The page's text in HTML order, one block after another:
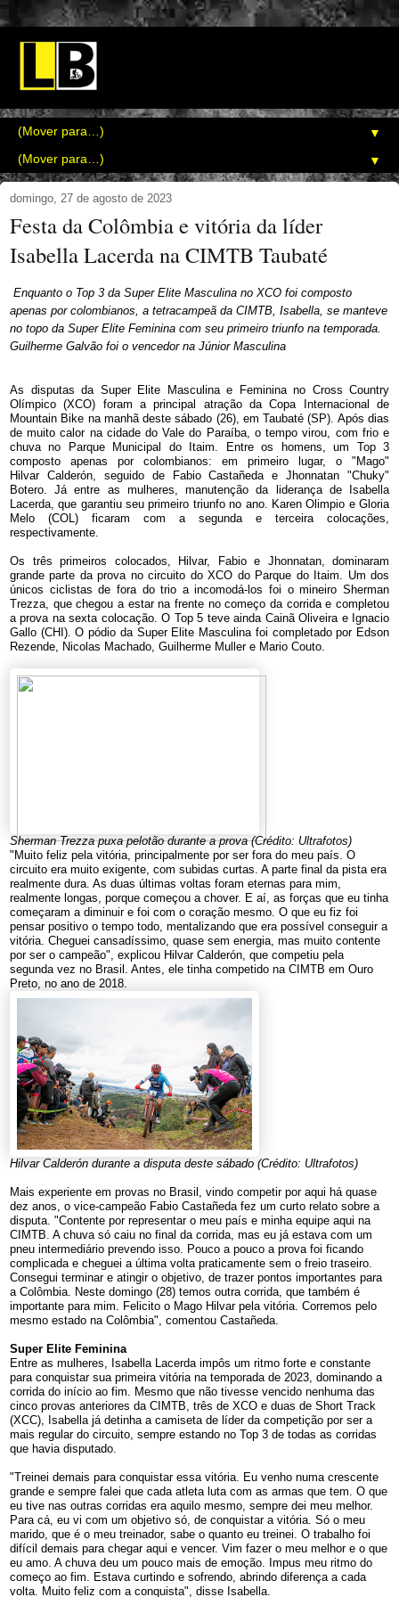
▼
▼
domingo, 27 de agosto de 2023
Festa da Colômbia e vitória da líder
Isabella Lacerda na CIMTB Taubaté
Enquanto o Top 3 da Super Elite Masculina no XCO foi composto
apenas por colombianos, a tetracampeã da CIMTB, Isabella, se manteve
no topo da Super Elite Feminina com seu primeiro triunfo na temporada.
Guilherme Galvão foi o vencedor na Júnior Masculina
As disputas da Super Elite Masculina e Feminina no Cross Country
Olímpico (XCO) foram a principal atração da Copa Internacional de
Mountain Bike na manhã deste sábado (26), em Taubaté (SP). Após dias
de muito calor na cidade do Vale do Paraíba, o tempo virou, com frio e
chuva no Parque Municipal do Itaim. Entre os homens, um Top 3
composto apenas por colombianos: em primeiro lugar, o "Mago"
Hilvar Calderón, seguido de Fabio Castañeda e Jhonnatan "Chuky"
Botero. Já entre as mulheres, manutenção da liderança de Isabella
Lacerda, que garantiu seu primeiro triunfo no ano. Karen Olimpio e Gloria
Melo (COL) ficaram com a segunda e terceira colocações,
respectivamente.
Os três primeiros colocados, Hilvar, Fabio e Jhonnatan, dominaram
grande parte da prova no circuito do XCO do Parque do Itaim. Um dos
únicos ciclistas de fora do trio a incomodá-los foi o mineiro Sherman
Trezza, que chegou a estar na frente no começo da corrida e completou
a prova na sexta colocação. O Top 5 teve ainda Cainã Oliveira e Ignacio
Gallo (CHI). O pódio da Super Elite Masculina foi completado por Edson
Rezende, Nicolas Machado, Guilherme Muller e Mario Couto.
Sherman Trezza puxa pelotão durante a prova (Crédito: Ultrafotos)
"Muito feliz pela vitória, principalmente por ser fora do meu país. O
circuito era muito exigente, com subidas curtas. A parte final da pista era
realmente dura. As duas últimas voltas foram eternas para mim,
realmente longas, porque começou a chover. E aí, as forças que eu tinha
começaram a diminuir e foi com o coração mesmo. O que eu fiz foi
pensar positivo o tempo todo, mentalizando que era possível conseguir a
vitória. Cheguei cansadíssimo, quase sem energia, mas muito contente
por ser o campeão", explicou Hilvar Calderón, que competiu pela
segunda vez no Brasil. Antes, ele tinha competido na CIMTB em Ouro
Preto, no ano de 2018.
Hilvar Calderón durante a disputa deste sábado (Crédito: Ultrafotos)
Mais experiente em provas no Brasil, vindo competir por aqui há quase
dez anos, o vice-campeão Fabio Castañeda fez um curto relato sobre a
disputa. "Contente por representar o meu país e minha equipe aqui na
CIMTB. A chuva só caiu no final da corrida, mas eu já estava com um
pneu intermediário prevendo isso. Pouco a pouco a prova foi ficando
complicada e cheguei a última volta praticamente sem o freio traseiro.
Consegui terminar e atingir o objetivo, de trazer pontos importantes para
a Colômbia. Neste domingo (28) temos outra corrida, que também é
importante para mim. Felicito o Mago Hilvar pela vitória. Corremos pelo
mesmo estado na Colômbia", comentou Castañeda.
Super Elite Feminina
Entre as mulheres, Isabella Lacerda impôs um ritmo forte e constante
para conquistar sua primeira vitória na temporada de 2023, dominando a
corrida do início ao fim. Mesmo que não tivesse vencido nenhuma das
cinco provas anteriores da CIMTB, três de XCO e duas de Short Track
(XCC), Isabella já detinha a camiseta de líder da competição por ser a
mais regular do circuito, sempre estando no Top 3 de todas as corridas
que havia disputado.
"Treinei demais para conquistar essa vitória. Eu venho numa crescente
grande e sempre falei que cada atleta luta com as armas que tem. O que
eu tive nas outras corridas era aquilo mesmo, sempre dei meu melhor.
Para cá, eu vi com um objetivo só, de conquistar a vitória. Só o meu
marido, que é o meu treinador, sabe o quanto eu treinei. O trabalho foi
difícil demais para chegar aqui e vencer. Vim fazer o meu melhor e o que
eu amo. A chuva deu um pouco mais de emoção. Impus meu ritmo do
começo ao fim. Estava curtindo e sofrendo, abrindo diferença a cada
volta. Muito feliz com a conquista", disse Isabella.